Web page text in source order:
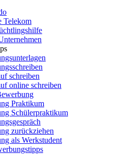
Telekom
schreiben
online schreiben
Praktikum
Schülerpraktikum
zurückziehen
als Werkstudent